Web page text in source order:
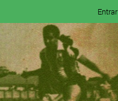
Entrar